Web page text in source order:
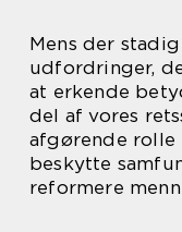
Mens der
udfordringer,
at erkende
del af vores
afgørende rolle
beskytte
reformere